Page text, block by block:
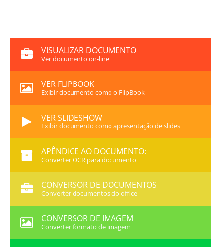
VISUALIZAR DOCUMENTO
Ver documento on-line
VER FLIPBOOK
Exibir documento como o FlipBook
VER SLIDESHOW
Exibir documento como apresentação de slides
APÊNDICE AO DOCUMENTO:
Converter OCR para documento
CONVERSOR DE DOCUMENTOS
Converter documentos do office
CONVERSOR DE IMAGEM
Converter formato de imagem